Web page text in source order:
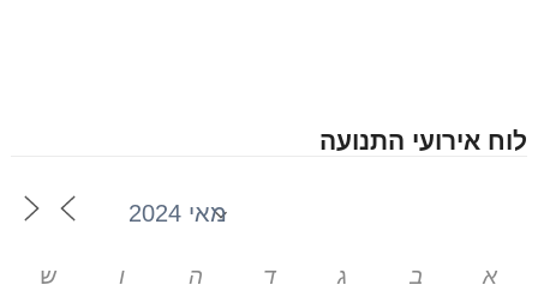
לוח אירועי התנועה
א ב ג ד ה ו ש